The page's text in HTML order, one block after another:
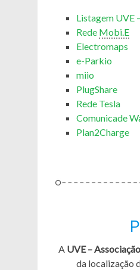
Listagem UVE
Rede Mobi.E
Electromaps
e-Parkio
miio
PlugShare
Rede Tesla
Comunicade
Plan2Charge
A UVE –
da localização